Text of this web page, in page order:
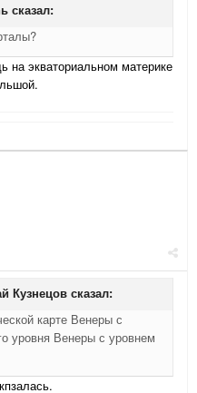
сказал:
на экваториальном материке
Кузнецов сказал:
карте Венеры с
уровня Венеры с уровнем